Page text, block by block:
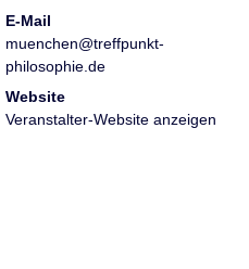
E-Mail
muenchen@treffpunkt-
philosophie.de
Website
Veranstalter-Website anzeigen